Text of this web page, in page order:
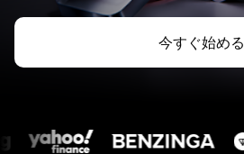
今すぐ始める